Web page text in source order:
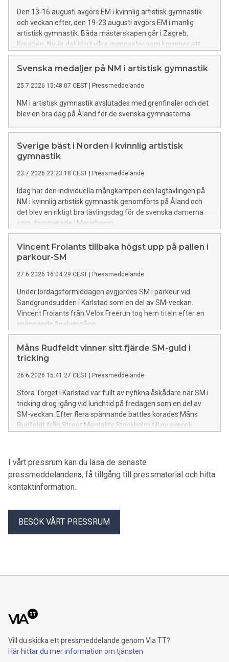
Den 13-16 augusti avgörs EM i kvinnlig artistisk gymnastik
och veckan efter, den 19-23 augusti avgörs EM i manlig
artistisk gymnastik. Båda mästerskapen går i Zagreb,
Kroatien. Nu är det klart vilka gymnaster som kommer att
representera Sverige och i listan finns flera rutinerade
gymnaster.
Svenska medaljer på NM i artistisk gymnastik
25.7.2026 15:48:07 CEST Pressmeddelande
NM i artistisk gymnastik avslutades med grenfinaler och det
blev en bra dag på Åland för de svenska gymnasterna.
Sverige bäst i Norden i kvinnlig artistisk
gymnastik
23.7.2026 22:23:18 CEST Pressmeddelande
Idag har den individuella mångkampen och lagtävlingen på
NM i kvinnlig artistisk gymnastik genomförts på Åland och
det blev en riktigt bra tävlingsdag för de svenska damerna
som dominerade i Mariehamn.
Vincent Froiants tillbaka högst upp på pallen i
parkour-SM
27.6.2026 16:04:29 CEST Pressmeddelande
Under lördagsförmiddagen avgjordes SM i parkour vid
Sandgrundsudden i Karlstad som en del av SM-veckan.
Vincent Froiants från Velox Freerun tog hem titeln efter en
spännande finalomgång.
Måns Rudfeldt vinner sitt fjärde SM-guld i
tricking
26.6.2026 15:41:27 CEST Pressmeddelande
Stora Torget i Karlstad var fullt av nyfikna åskådare när SM i
tricking drog igång vid lunchtid på fredagen som en del av
SM-veckan. Efter flera spännande battles korades Måns
Rudfeldt från Street Mentality Stockholm till ny svensk
I vårt pressrum kan du läsa de senaste
pressmeddelandena, få tillgång till pressmaterial och hitta
kontaktinformation.
BESÖK VÅRT PRESSRUM
Vill du skicka ett pressmeddelande genom Via TT?
Här hittar du mer information om tjänsten